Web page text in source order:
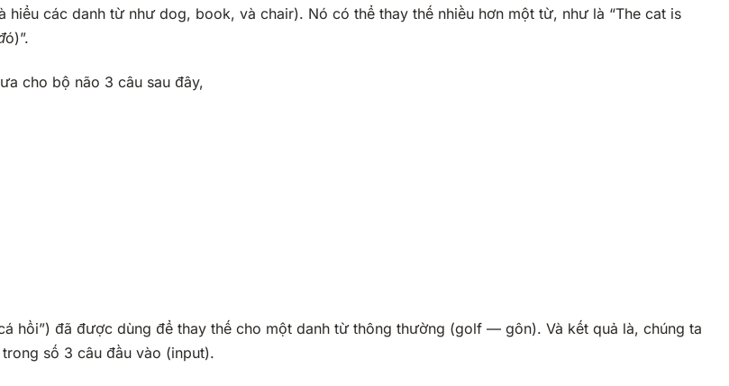
hiểu các danh từ như dog, book, và chair). Nó có thể thay thế nhiều hơn một từ, như là “The cat is
)”.
cho bộ não 3 câu sau đây,
hồi”) đã được dùng để thay thế cho một danh từ thông thường (golf — gôn). Và kết quả là, chúng ta
số 3 câu đầu vào (input).